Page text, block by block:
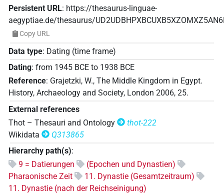
Persistent URL: https://thesaurus-linguae-
aegyptiae.de/thesaurus/
Copy URL
Data type: Dating (time frame)
Dating: from 1945 BCE to 1938 BCE
Reference: Grajetzki, W., The Middle Kingdom in Egypt.
History, Archaeology and Society, London 2006, 25.
External references
Thot – Thesauri and Ontology
thot-222
Wikidata
Q313865
Hierarchy path(s):
9 = Datierungen
(Epochen und Dynastien)
Pharaonische Zeit
11. Dynastie (Gesamtzeitraum)
11. Dynastie (nach der Reichseinigung)